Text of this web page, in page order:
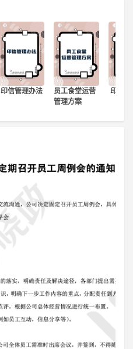
印信管理办法
员工食堂运营
管理方案
印信管